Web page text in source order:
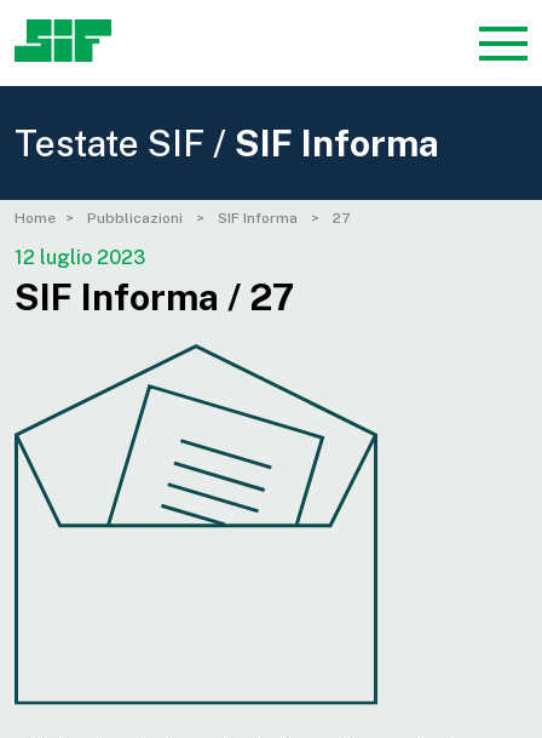
Testate SIF / SIF Informa
Home Pubblicazioni SIF Informa 27
12 luglio 2023
SIF Informa / 27